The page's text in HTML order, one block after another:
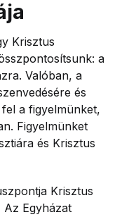
Krisztus
a
Valóban, a
és
a figyelmünket,
Figyelmünket
és Krisztus
Krisztus
Az Egyházat